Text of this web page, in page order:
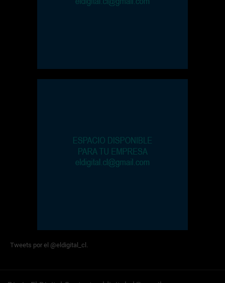
Tweets por el @eldigital_cl.